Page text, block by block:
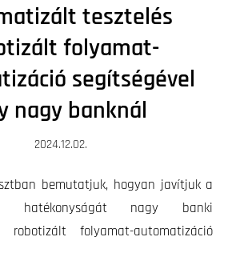
tesztelés
folyamat-
segítségével
nagy banknál
2024.12.02.
bemutatjuk, hogyan javítjuk a
hatékonyságát nagy banki
robotizált folyamat-automatizáció